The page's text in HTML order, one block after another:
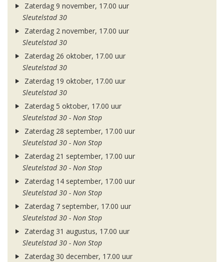
Zaterdag 9 november, 17.00 uur
Sleutelstad 30
Zaterdag 2 november, 17.00 uur
Sleutelstad 30
Zaterdag 26 oktober, 17.00 uur
Sleutelstad 30
Zaterdag 19 oktober, 17.00 uur
Sleutelstad 30
Zaterdag 5 oktober, 17.00 uur
Sleutelstad 30 - Non Stop
Zaterdag 28 september, 17.00 uur
Sleutelstad 30 - Non Stop
Zaterdag 21 september, 17.00 uur
Sleutelstad 30 - Non Stop
Zaterdag 14 september, 17.00 uur
Sleutelstad 30 - Non Stop
Zaterdag 7 september, 17.00 uur
Sleutelstad 30 - Non Stop
Zaterdag 31 augustus, 17.00 uur
Sleutelstad 30 - Non Stop
Zaterdag 30 december, 17.00 uur